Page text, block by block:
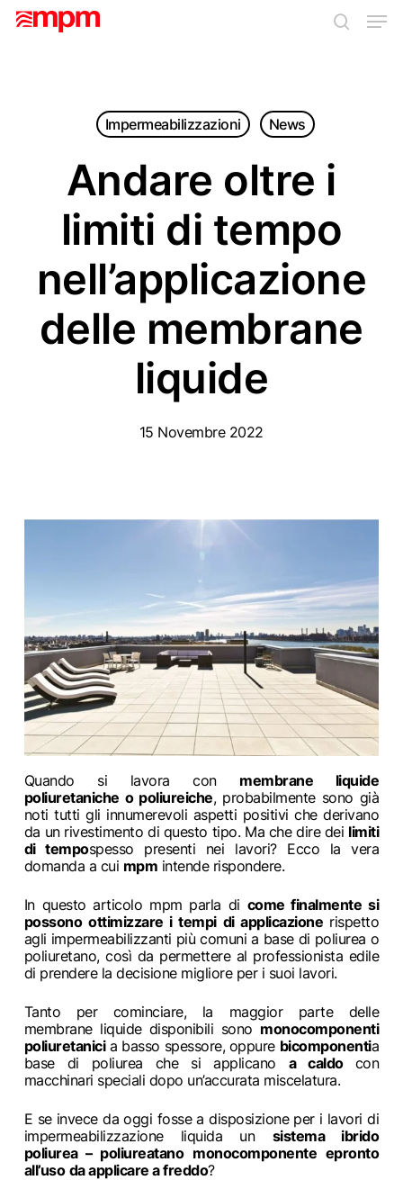
Skip
Impermeabilizzazioni News
Andare oltre i
limiti di tempo
nell’applicazione
delle membrane
liquide
15 Novembre 2022
Quando si lavora con membrane liquide
poliuretaniche o poliureiche, probabilmente sono già
noti tutti gli innumerevoli aspetti positivi che derivano
da un rivestimento di questo tipo. Ma che dire dei limiti
di tempospesso presenti nei lavori? Ecco la vera
domanda a cui mpm intende rispondere.
In questo articolo mpm parla di come finalmente si
possono ottimizzare i tempi di applicazione rispetto
agli impermeabilizzanti più comuni a base di poliurea o
poliuretano, così da permettere al professionista edile
di prendere la decisione migliore per i suoi lavori.
Tanto per cominciare, la maggior parte delle
membrane liquide disponibili sono monocomponenti
poliuretanicia basso spessore, oppure bicomponentia
base di poliurea che si applicano a caldo con
macchinari speciali dopo un’accurata miscelatura.
E se invece da oggi fosse a disposizione per i lavori di
impermeabilizzazione liquida un sistema ibrido
poliurea – poliureatano monocomponente epronto
all’uso da applicare a freddo?